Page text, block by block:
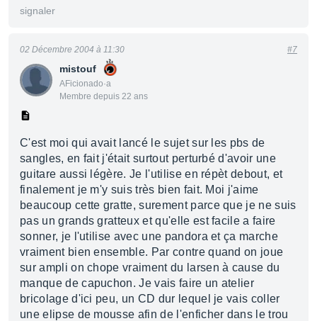
signaler
mistouf
AFicionado·a
Membre depuis 22 ans
02 Décembre 2004 à 11:30 #7
C'est moi qui avait lancé le sujet sur les pbs de
sangles, en fait j'était surtout perturbé d'avoir une
guitare aussi légère. Je l'utilise en répèt debout, et
finalement je m'y suis très bien fait. Moi j'aime
beaucoup cette gratte, surement parce que je ne suis
pas un grands gratteux et qu'elle est facile a faire
sonner, je l'utilise avec une pandora et ça marche
vraiment bien ensemble. Par contre quand on joue
sur ampli on chope vraiment du larsen à cause du
manque de capuchon. Je vais faire un atelier
bricolage d'ici peu, un CD dur lequel je vais coller
une elipse de mousse afin de l'enficher dans le trou